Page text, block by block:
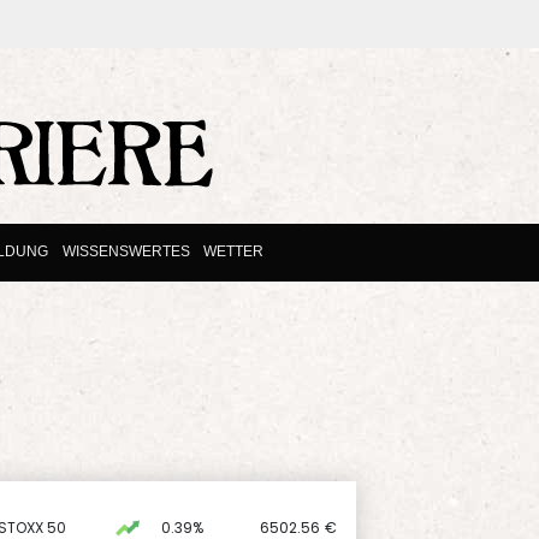
WISSENSWERTES WETTER
50 0.39% 6502.56 €